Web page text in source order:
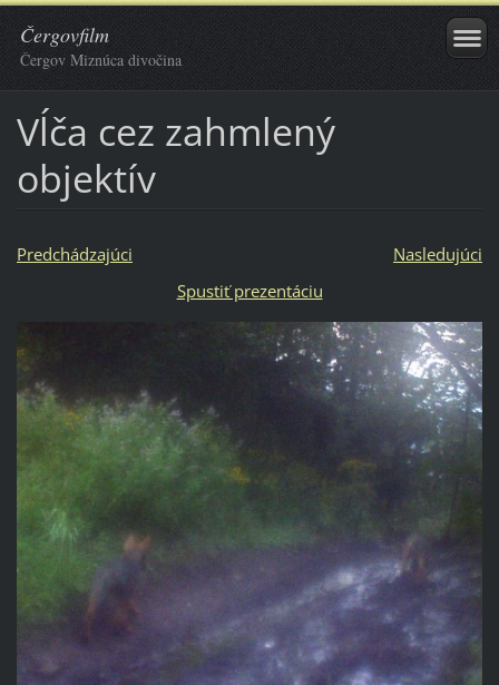
Čergovfilm
Čergov Miznúca divočina
Vĺča cez zahmlený
objektív
Predchádzajúci
Nasledujúci
Spustiť prezentáciu